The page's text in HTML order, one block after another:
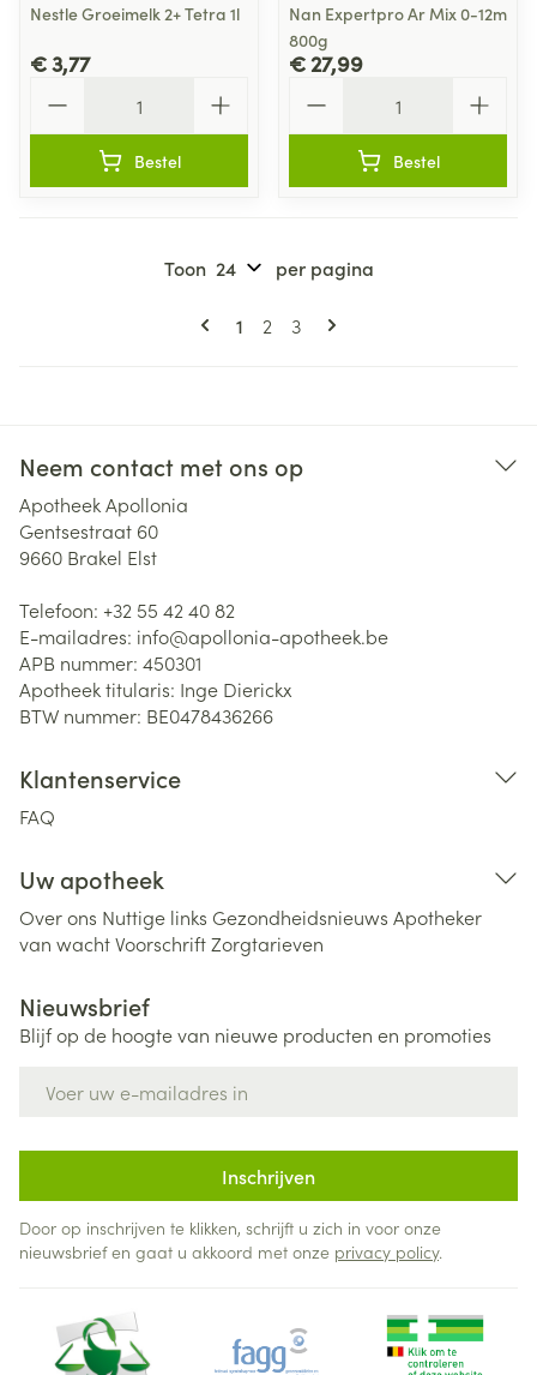
Nestle Groeimelk 2+ Tetra 1l
€ 3,77
Bestel
Nan Expertpro Ar Mix 0-12m
800g
€ 27,99
Bestel
Pagina's
U lees momenteel pagina
1 Pagina
2 Pagina
3
Toon per pagina
Neem contact met ons op
Apotheek Apollonia
Gentsestraat 60
9660 Brakel Elst
Telefoon: +32 55 42 40 82
E-mailadres: info@apollonia-apotheek.be
APB nummer: 450301
Apotheek titularis: Inge Dierickx
BTW nummer: BE0478436266
Klantenservice
FAQ
Uw apotheek
Over ons Nuttige links Gezondheidsnieuws Apotheker
van wachtVoorschriftZorgtarieven
Nieuwsbrief
Blijf op de hoogte van nieuwe producten en promoties
Inschrijven
Door op inschrijven te klikken, schrijft u zich in voor onze
nieuwsbrief en gaat u akkoord met onze privacy policy.